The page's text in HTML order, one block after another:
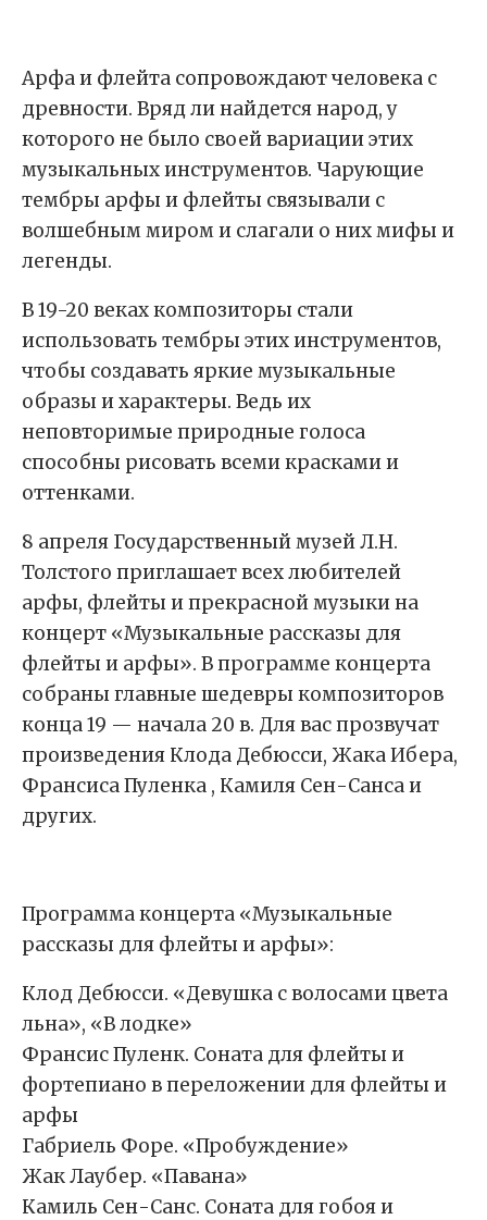
Арфа и флейта сопровождают человека с
древности. Вряд ли найдется народ, у
которого не было своей вариации этих
музыкальных инструментов. Чарующие
тембры арфы и флейты связывали с
волшебным миром и слагали о них мифы и
легенды.
В 19-20 веках композиторы стали
использовать тембры этих инструментов,
чтобы создавать яркие музыкальные
образы и характеры. Ведь их
неповторимые природные голоса
способны рисовать всеми красками и
оттенками.
8 апреля Государственный музей Л.Н.
Толстого приглашает всех любителей
арфы, флейты и прекрасной музыки на
концерт «Музыкальные рассказы для
флейты и арфы». В программе концерта
собраны главные шедевры композиторов
конца 19 — начала 20 в. Для вас прозвучат
произведения Клода Дебюсси, Жака Ибера,
Франсиса Пуленка , Камиля Сен-Санса и
других.
Программа концерта «Музыкальные
рассказы для флейты и арфы»:
Клод Дебюсси. «Девушка с волосами цвета
льна», «В лодке»
Франсис Пуленк. Соната для флейты и
фортепиано в переложении для флейты и
арфы
Габриель Форе. «Пробуждение»
Жак Лаубер. «Павана»
Камиль Сен-Санс. Соната для гобоя и